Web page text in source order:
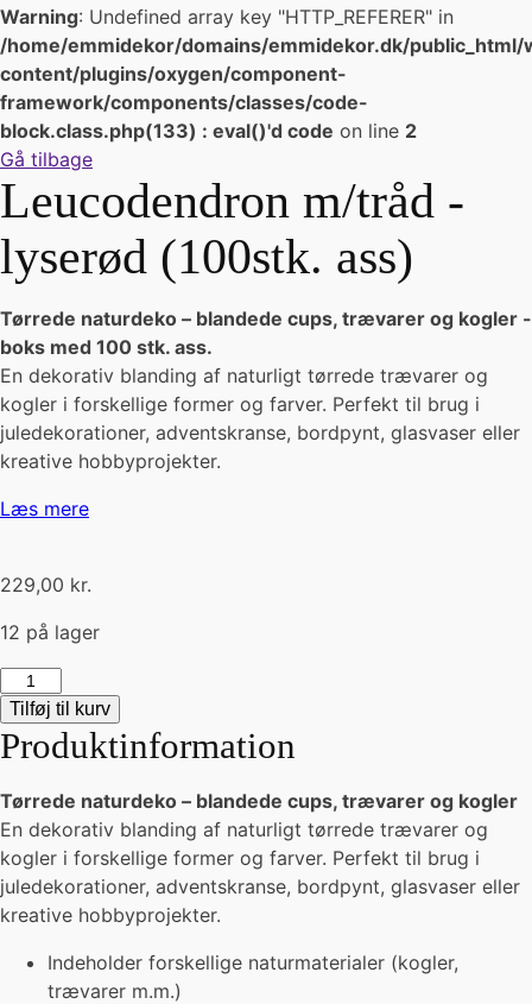
Warning: Undefined array key "HTTP_REFERER" in
/home/emmidekor/domains/emmidekor.dk/public_html/
content/plugins/oxygen/component-
framework/components/classes/code-
block.class.php(133) : eval()'d code on line 2
Gå tilbage
Leucodendron m/tråd -
lyserød (100stk. ass)
Tørrede naturdeko – blandede cups, trævarer og kogler -
boks med 100 stk. ass.
En dekorativ blanding af naturligt tørrede trævarer og
kogler i forskellige former og farver. Perfekt til brug i
juledekorationer, adventskranse, bordpynt, glasvaser eller
kreative hobbyprojekter.
Læs mere
229,00 kr.
12 på lager
Leucodendron
m/tråd
-
lyserød
(100stk.
ass)
antal
Tilføj til kurv
Produktinformation
Tørrede naturdeko – blandede cups, trævarer og kogler
En dekorativ blanding af naturligt tørrede trævarer og
kogler i forskellige former og farver. Perfekt til brug i
juledekorationer, adventskranse, bordpynt, glasvaser eller
kreative hobbyprojekter.
Indeholder forskellige naturmaterialer (kogler,
trævarer m.m.)